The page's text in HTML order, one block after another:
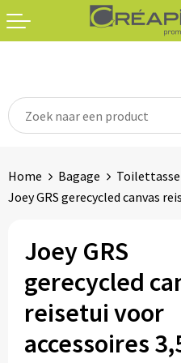
T-shirts
Sweaters en hoodies
Jassen
Hemden
Badtextiel & douche
Automerken
Eten & drinken
Snoepgoed
Waterflesjes
Schrijf & papierwaren
Home Bagage
Joey GRS gerecycled canvas
Joey GRS
gerecycled
reisetui voor
accessoires